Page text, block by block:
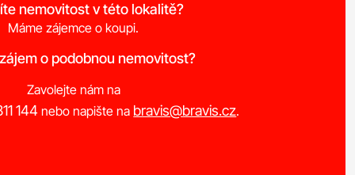
nemovitost v této lokalitě?
Máme zájemce o koupi.
o podobnou nemovitost?
Zavolejte nám na
144 nebo napište na bravis@bravis.cz.